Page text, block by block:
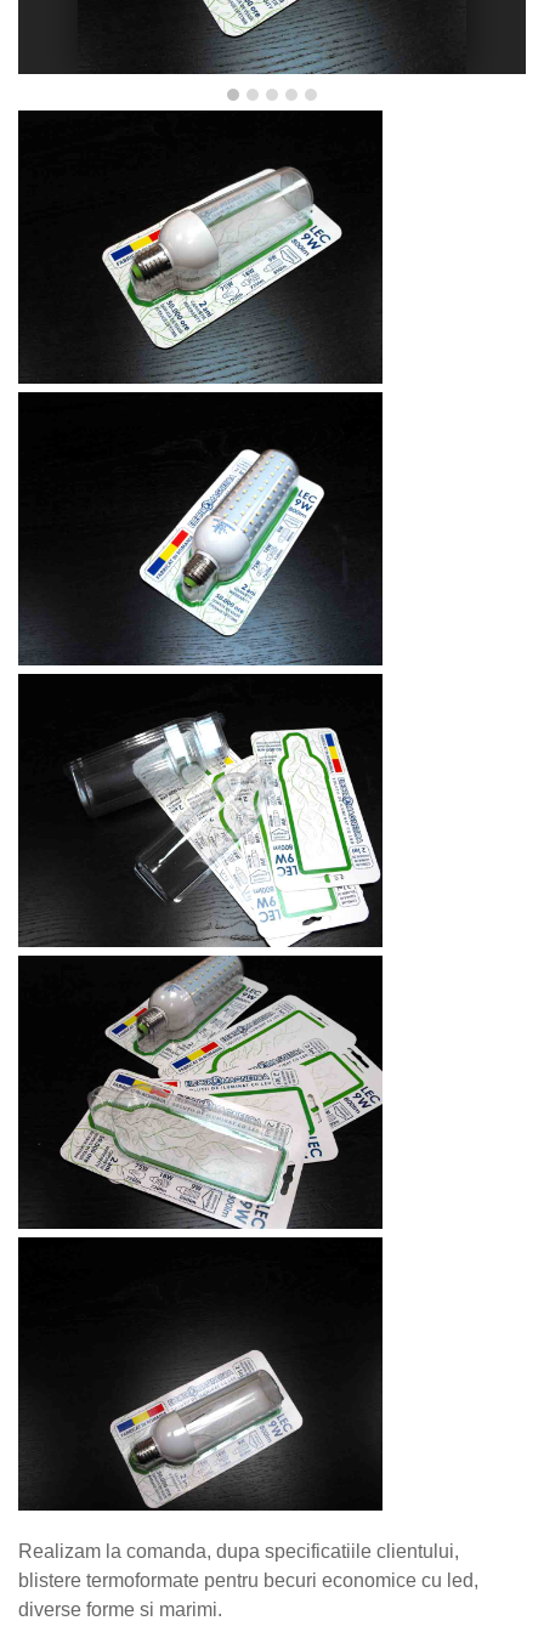
Realizam la comanda, dupa specificatiile clientului,
blistere termoformate pentru becuri economice cu led,
diverse forme si marimi.